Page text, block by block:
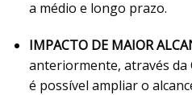
a médio e longo prazo.
IMPACTO DE MAIOR
anteriormente, através da
é possível ampliar o